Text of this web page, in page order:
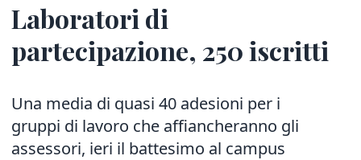
Laboratori di
partecipazione, 250 iscritti
Una media di quasi 40 adesioni per i
gruppi di lavoro che affiancheranno gli
assessori, ieri il battesimo al campus